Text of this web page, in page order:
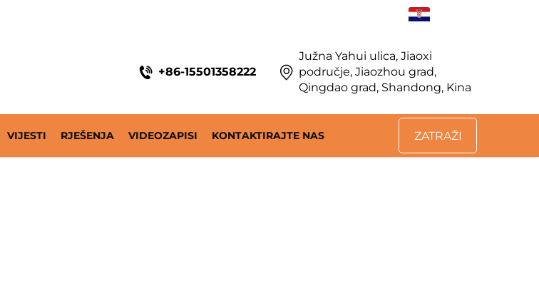
+86-15501358222
Južna Yahui ulica, Jiaoxi
područje, Jiaozhou grad,
Qingdao grad, Shandong, Kina
VIJESTI RJEŠENJA VIDEOZAPISI KONTAKTIRAJTE NAS ZATRAŽI